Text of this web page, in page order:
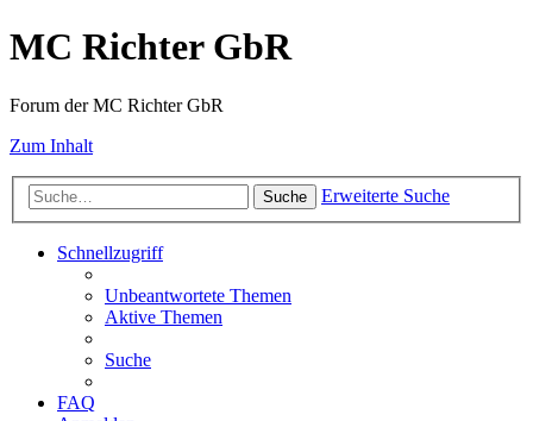
MC Richter GbR
Forum der MC Richter GbR
Zum Inhalt
Suche Erweiterte Suche
Schnellzugriff
Unbeantwortete Themen
Aktive Themen
Suche
FAQ